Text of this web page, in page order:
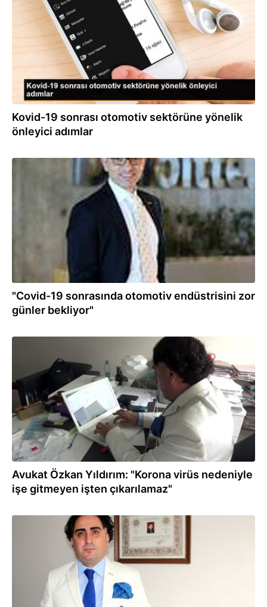
Kovid-19 sonrası otomotiv sektörüne yönelik
önleyici adımlar
"Covid-19 sonrasında otomotiv endüstrisini zor
günler bekliyor"
Avukat Özkan Yıldırım: "Korona virüs nedeniyle
işe gitmeyen işten çıkarılamaz"
27.03.2020